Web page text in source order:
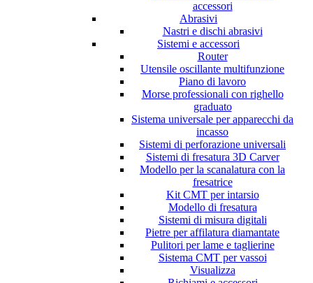
accessori
Abrasivi
Nastri e dischi abrasivi
Sistemi e accessori
Router
Utensile oscillante multifunzione
Piano di lavoro
Morse professionali con righello
graduato
Sistema universale per apparecchi da
incasso
Sistemi di perforazione universali
Sistemi di fresatura 3D Carver
Modello per la scanalatura con la
fresatrice
Kit CMT per intarsio
Modello di fresatura
Sistemi di misura digitali
Pietre per affilatura diamantate
Pulitori per lame e taglierine
Sistema CMT per vassoi
Visualizza